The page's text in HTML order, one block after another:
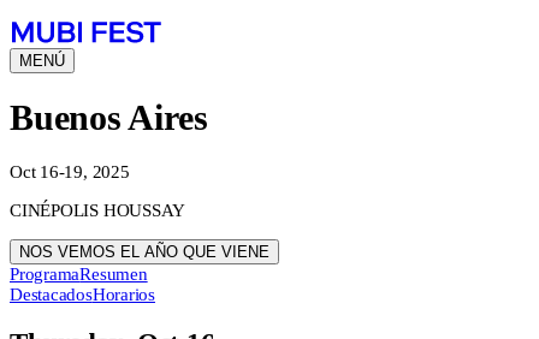
MENÚ
Buenos Aires
Oct 16-19, 2025
CINÉPOLIS HOUSSAY
NOS VEMOS EL AÑO QUE VIENE
ProgramaResumen
DestacadosHorarios